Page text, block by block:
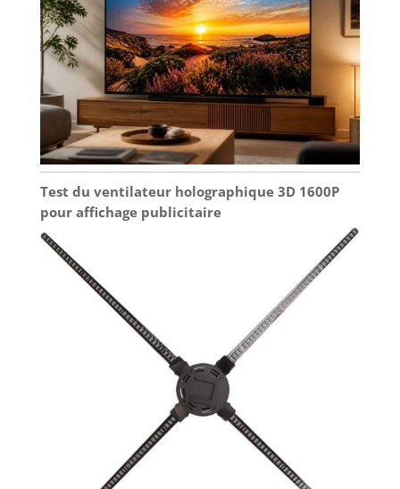
Test du ventilateur holographique 3D 1600P
pour affichage publicitaire